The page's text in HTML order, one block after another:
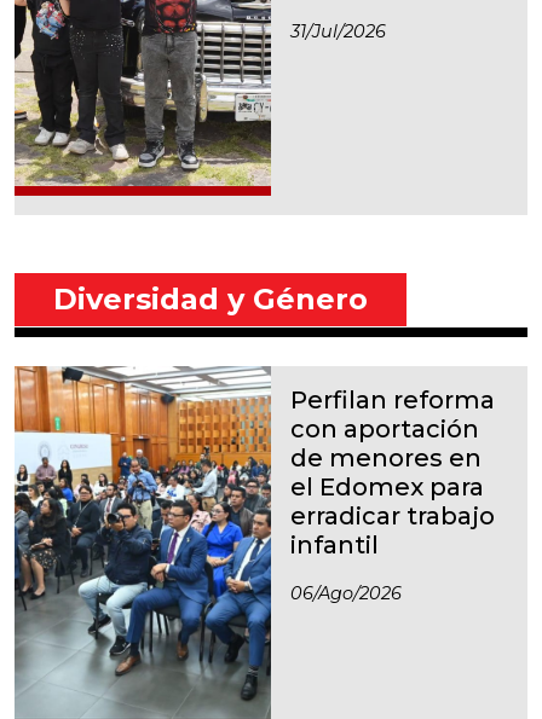
31/jul/2026
Diversidad y Género
Perfilan reforma
con aportación
de menores en
el Edomex para
erradicar trabajo
infantil
06/ago/2026